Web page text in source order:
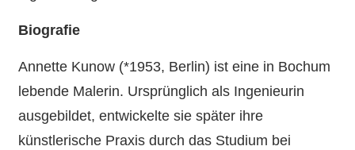
Biografie
Annette Kunow (*1953, Berlin) ist eine in Bochum
lebende Malerin. Ursprünglich als Ingenieurin
ausgebildet, entwickelte sie später ihre
künstlerische Praxis durch das Studium bei